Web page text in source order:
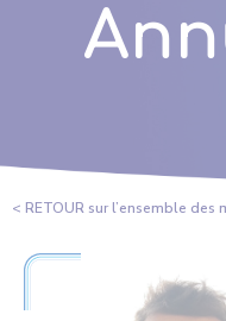
< RETOUR sur l’ensemble des